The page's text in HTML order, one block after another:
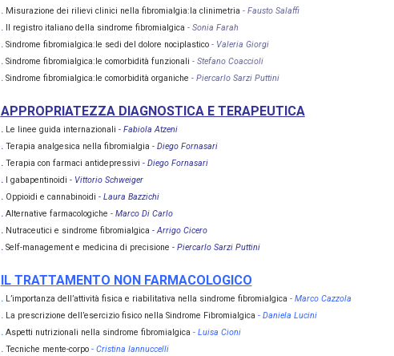
. Misurazione dei rilievi clinici nella fibromialgia:la clinimetria - Fausto Salaffi
. Il registro italiano della sindrome fibromialgica - Sonia Farah
. Sindrome fibromialgica:le sedi del dolore nociplastico - Valeria Giorgi
. Sindrome fibromialgica:le comorbidità funzionali - Stefano Coaccioli
. Sindrome fibromialgica:le comorbidità organiche - Piercarlo Sarzi Puttini
APPROPRIATEZZA DIAGNOSTICA E TERAPEUTICA
. Le linee guida internazionali - Fabiola Atzeni
. Terapia analgesica nella fibromialgia - Diego Fornasari
. Terapia con farmaci antidepressivi - Diego Fornasari
. I gabapentinoidi - Vittorio Schweiger
. Oppioidi e cannabinoidi - Laura Bazzichi
. Alternative farmacologiche - Marco Di Carlo
. Nutraceutici e sindrome fibromialgica - Arrigo Cicero
. Self-management e medicina di precisione - Piercarlo Sarzi Puttini
IL TRATTAMENTO NON FARMACOLOGICO
. L’importanza dell’attività fisica e riabilitativa nella sindrome fibromialgica - Marco Cazzola
. La prescrizione dell’esercizio fisico nella Sindrome Fibromialgica - Daniela Lucini
. Aspetti nutrizionali nella sindrome fibromialgica - Luisa Cioni
. Tecniche mente-corpo- Cristina Iannuccelli